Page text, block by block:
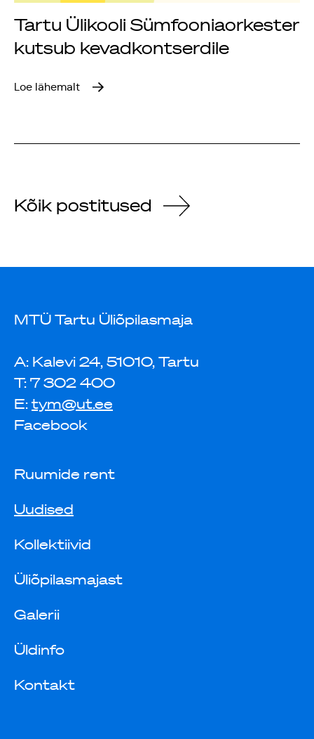
Tartu Ülikooli Sümfooniaorkester
kutsub kevadkontserdile
Loe lähemalt
Kõik postitused
MTÜ Tartu Üliõpilasmaja
A: Kalevi 24, 51010, Tartu
T: 7 302 400
E: tym@ut.ee
Facebook
Ruumide rent
Uudised
Kollektiivid
Üliõpilasmajast
Galerii
Üldinfo
Kontakt